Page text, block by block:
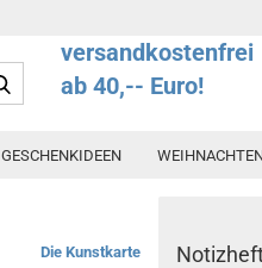
versandkostenfrei
ab 40,-- Euro!
GESCHENKIDEEN
Die Kunstkarte